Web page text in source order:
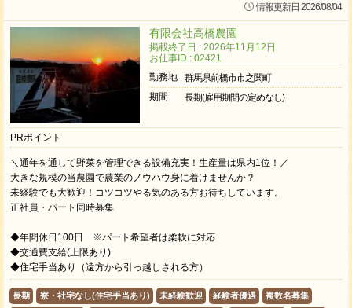
情報更新日 2026/08/04
有限会社高橋農園
掲載終了日 : 2026年11月12日
お仕事ID : 02421
勤務地
群馬県前橋市市之関町
期間
長期(雇用期間の定めなし)
PRポイント
＼通年を通して野菜を管理できる設備充実！生産量は県内1位！／
大きな規模の当農園で農業のノウハウ身に着けませんか？
未経験でも大歓迎！コツコツやる気のある方お待ちしています。
正社員・パート同時募集
◆年間休日100日 ※パート希望者は柔軟に対応
◆交通費支給(上限あり)
◆住宅手当あり（遠方から引っ越しされる方）
長期 寮・社宅なし(住宅手当あり) 未経験歓迎 経験者優遇 複数名募集